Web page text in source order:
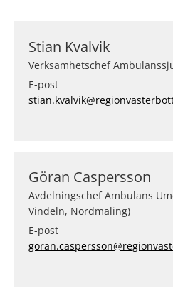
Stian Kvalvik
Verksamhetschef
E-post
Göran Caspersson
Avdelningschef Ambulans
Vindeln, Nordmaling)
E-post